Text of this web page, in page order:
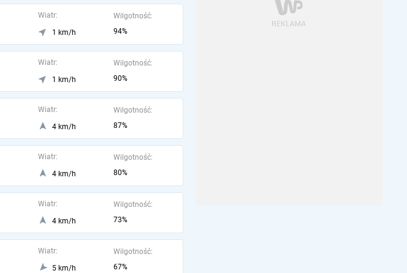
Wiatr:
1 km/h
Wilgotność:
94%
Wiatr:
1 km/h
Wilgotność:
90%
Wiatr:
4 km/h
Wilgotność:
87%
Wiatr:
4 km/h
Wilgotność:
80%
Wiatr:
4 km/h
Wilgotność:
73%
Wiatr:
5 km/h
Wilgotność:
67%